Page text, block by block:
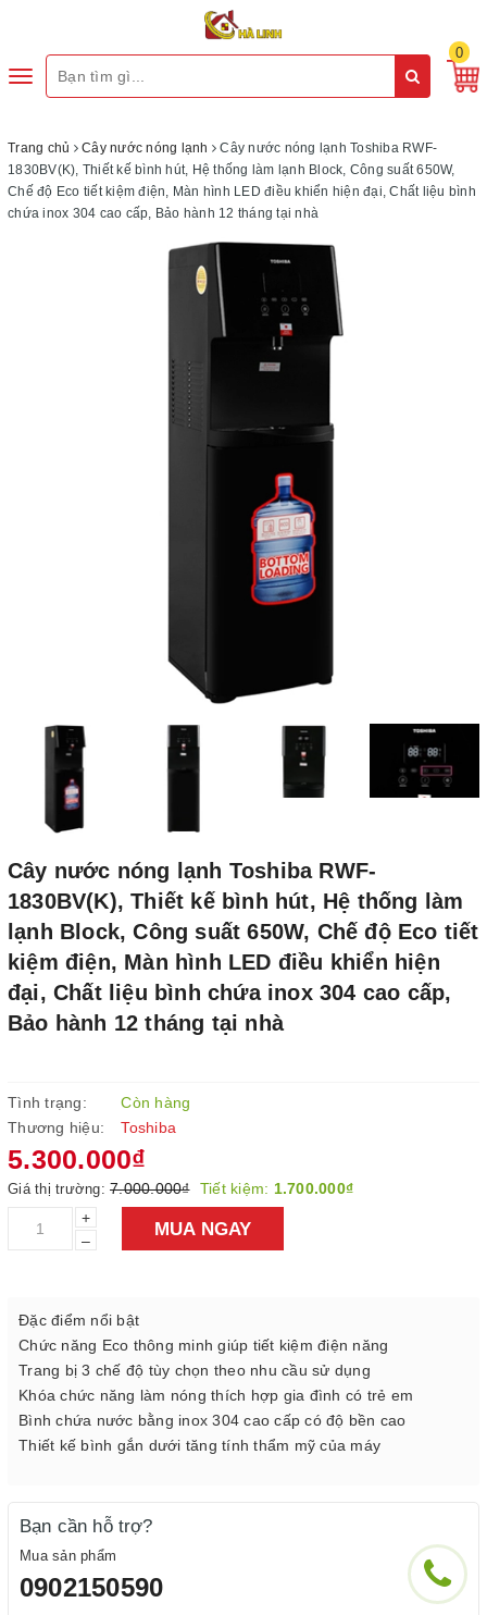
Toggle
0
Trang chủ Cây nước nóng lạnh
Cây nước nóng lạnh Toshiba RWF-
1830BV(K), Thiết kế bình hút, Hệ thống làm lạnh Block, Công suất 650W,
Chế độ Eco tiết kiệm điện, Màn hình LED điều khiển hiện đại, Chất liệu bình
chứa inox 304 cao cấp, Bảo hành 12 tháng tại nhà
Cây nước nóng lạnh Toshiba RWF-
1830BV(K), Thiết kế bình hút, Hệ thống làm
lạnh Block, Công suất 650W, Chế độ Eco tiết
kiệm điện, Màn hình LED điều khiển hiện
đại, Chất liệu bình chứa inox 304 cao cấp,
Bảo hành 12 tháng tại nhà
Tình trạng:
Còn hàng
Thương hiệu:
Toshiba
5.300.000₫
Giá thị trường: 7.000.000₫ Tiết kiệm: 1.700.000₫
+
–
MUA NGAY
Đặc điểm nổi bật
Chức năng Eco thông minh giúp tiết kiệm điện năng
Trang bị 3 chế độ tùy chọn theo nhu cầu sử dụng
Khóa chức năng làm nóng thích hợp gia đình có trẻ em
Bình chứa nước bằng inox 304 cao cấp có độ bền cao
Thiết kế bình gắn dưới tăng tính thẩm mỹ của máy
Bạn cần hỗ trợ?
Mua sản phẩm
0902150590